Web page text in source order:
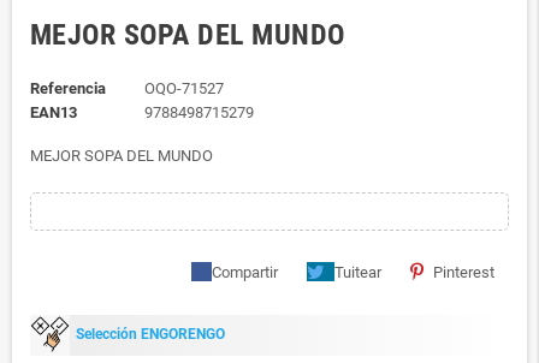
MEJOR SOPA DEL MUNDO
Referencia
OQO-71527
EAN13
9788498715279
MEJOR SOPA DEL MUNDO
Compartir Tuitear Pinterest
Selección ENGORENGO